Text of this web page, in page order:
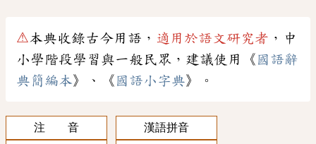
⚠本典收錄古今用語， 適用於語文研究者 ，中
小學階段學習與一般民眾，建議使用《 國語辭
典簡編本》、《 國語小字典》。
注 音
漢語拼音